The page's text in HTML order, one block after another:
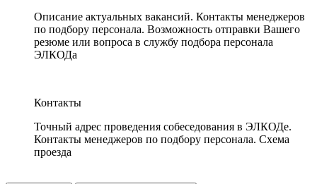
Описание актуальных вакансий. Контакты менеджеров
по подбору персонала. Возможность отправки Вашего
резюме или вопроса в службу подбора персонала
ЭЛКОДа
Контакты
Точный адрес проведения собеседования в ЭЛКОДе.
Контакты менеджеров по подбору персонала. Схема
проезда